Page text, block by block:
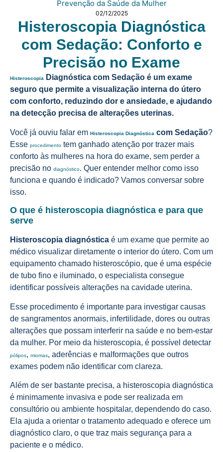
Prevenção da Saúde da Mulher
02/12/2025
Histeroscopia Diagnóstica
com Sedação: Conforto e
Precisão no Exame
Histeroscopia
Diagnóstica com Sedação é um exame
seguro que permite a visualização interna do útero
com conforto, reduzindo dor e ansiedade, e ajudando
na detecção precisa de alterações uterinas.
Você já ouviu falar em Histeroscopia Diagnóstica com Sedação?
Esse procedimento tem ganhado atenção por trazer mais
conforto às mulheres na hora do exame, sem perder a
precisão no diagnóstico. Quer entender melhor como isso
funciona e quando é indicado? Vamos conversar sobre
isso.
O que é histeroscopia diagnóstica e para que
serve
Histeroscopia diagnóstica é um exame que permite ao
médico visualizar diretamente o interior do útero. Com um
equipamento chamado histeroscópio, que é uma espécie
de tubo fino e iluminado, o especialista consegue
identificar possíveis alterações na cavidade uterina.
Esse procedimento é importante para investigar causas
de sangramentos anormais, infertilidade, dores ou outras
alterações que possam interferir na saúde e no bem-estar
da mulher. Por meio da histeroscopia, é possível detectar
pólipos, miomas, aderências e malformações que outros
exames podem não identificar com clareza.
Além de ser bastante precisa, a histeroscopia diagnóstica
é minimamente invasiva e pode ser realizada em
consultório ou ambiente hospitalar, dependendo do caso.
Ela ajuda a orientar o tratamento adequado e oferece um
diagnóstico claro, o que traz mais segurança para a
paciente e o médico.